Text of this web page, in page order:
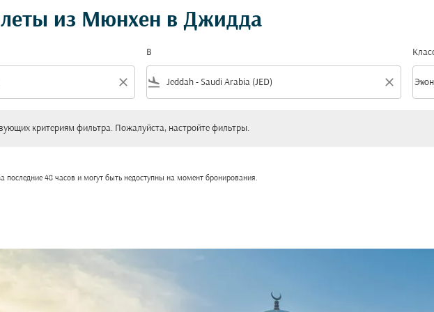
из Мюнхен в Джидда
close
В
flight_land close keyboard_arrow_down
критериям фильтра. Пожалуйста, настройте фильтры.
последние 48 часов и могут быть недоступны на момент бронирования.